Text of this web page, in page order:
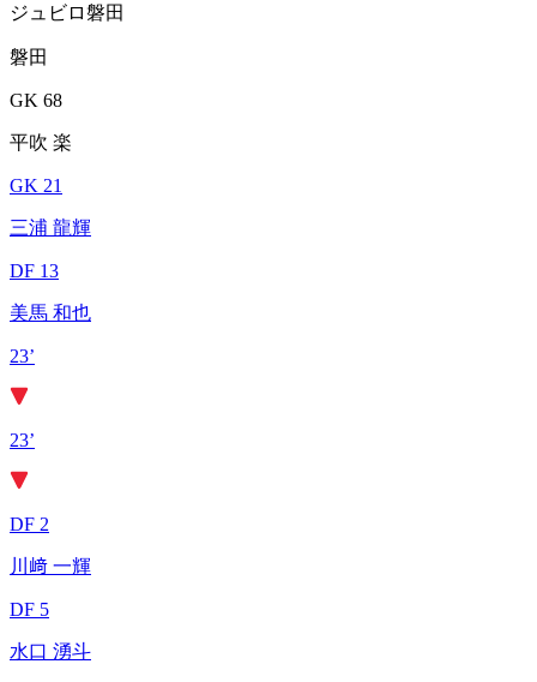
ジュビロ磐田
磐田
GK 68
平吹 楽
GK 21
三浦 龍輝
DF 13
美馬 和也
23’
23’
DF 2
川﨑 一輝
DF 5
水口 湧斗